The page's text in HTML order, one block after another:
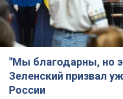
"Мы благодарны, но
Зеленский призвал
России